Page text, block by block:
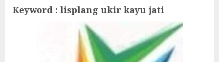
Keyword : lisplang ukir kayu jati